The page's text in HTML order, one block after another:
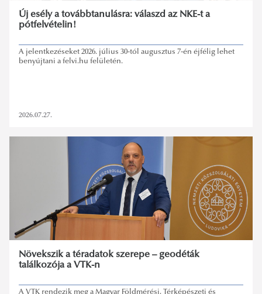
Új esély a továbbtanulásra: válaszd az NKE-t a
pótfelvételin!
A jelentkezéseket 2026. július 30-tól augusztus 7-én éjfélig lehet
benyújtani a felvi.hu felületén.
2026.07.27.
Növekszik a téradatok szerepe – geodéták
találkozója a VTK-n
A VTK rendezik meg a Magyar Földmérési, Térképészeti és